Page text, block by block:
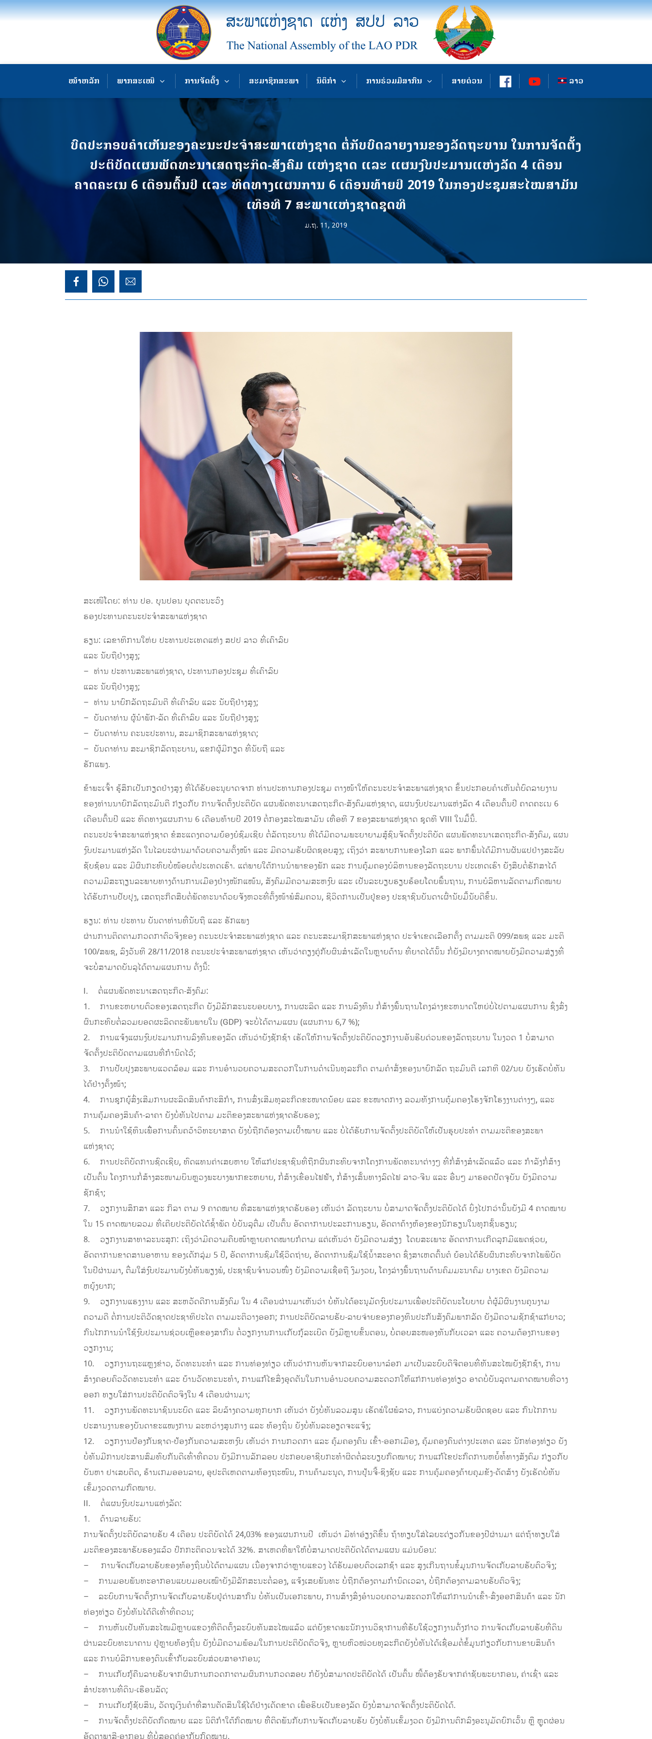
ໜ້າຫລັກ ພາກສະເໜີ ການຈັດຕັ້ງ ສະມາຊິກສະພາ ນິຕິກຳ ການຮ່ວມມືສາກົນ ສາຍດ່ວນ ລາວ
ບົດປະກອບຄຳເຫັັນຂອງຄະນະປະຈຳສະພາແຫ່ງຊາດ ຕໍ່ກັບບົດລາຍງານຂອງລັດຖະບານ ໃນການຈັດຕັ້ງ
ປະຕິບັດແຜນພັດທະນາເສດຖະກິດ-ສັງຄົມ ແຫ່ງຊາດ ແລະ ແຜນງົບປະມານແຫ່ງລັດ 4 ເດືອນ
ຄາດຄະເນ 6 ເດືອນຕົ້້ນປີ ແລະ ທິດທາງແຜນການ 6 ເດືອນທ້າຍປີ 2019 ໃນກອງປະຊຸມສະໄໝສາມັນ
ເທືອທີ 7 ສະພາແຫ່ງຊາດຊຸດທີ
ມ.ຖ. 11, 2019
ສະເໜີໂດຍ: ທ່ານ ປອ. ບຸນປອນ ບຸດຕະນະວົງ
ຮອງປະທານຄະນະປະຈໍາສະພາແຫ່ງຊາດ
ຮຽນ: ເລຂາທິການໃຫ່ຍ ປະທານປະເທດແຫ່ງ ສປປ ລາວ ທີ່ເຄົາລົບ
ແລະ ນັບຖືຢ່າງສູງ;
– ທ່ານ ປະທານສະພາແຫ່ງຊາດ, ປະທານກອງປະຊຸມ ທີ່ເຄົາລົບ
ແລະ ນັບຖືຢ່າງສູງ;
– ທ່ານ ນາຍົກລັດຖະມົນຕີ ທີ່ເຄົາລົບ ແລະ ນັບຖືຢ່າງສູງ;
– ບັນດາທ່ານ ຜູ້ນຳພັກ-ລັດ ທີ່ເຄົາລົບ ແລະ ນັບຖືຢ່າງສູງ;
– ບັນດາທ່ານ ຄະນະປະທານ, ສະມາຊິກສະພາແຫ່ງຊາດ;
– ບັນດາທ່ານ ສະມາຊິກລັດຖະບານ, ແຂກຜູ້ມີກຽດ ທີ່ນັບຖື ແລະ
ຮັກແພງ.
ຂ້າພະເຈົ້າ ຮູ້ສຶກເປັນກຽດຢ່າງສູງ ທີ່ໄດ້ຮັບອະນຸຍາດຈາກ ທ່ານປະທານກອງປະຊຸມ ຕາງໜ້າໃຫ້ຄະນະປະຈໍາສະພາແຫ່ງຊາດ ຂຶ້ນປະກອບຄຳເຫັນຕໍ່ບົດລາຍງານ
ຂອງທ່ານນາຍົກລັດຖະມົນຕີ ກ່ຽວກັບ ການຈັດຕັ້ງປະຕິບັດ ແຜນພັດທະນາເສດຖະກິດ-ສັງຄົມແຫ່ງຊາດ, ແຜນງົບປະມານແຫ່ງລັດ 4 ເດືອນຕົ້ນປີ ຄາດຄະເນ 6
ເດືອນຕົ້ນປີ ແລະ ທິດທາງແຜນການ 6 ເດືອນທ້າຍປີ 2019 ຕໍ່ກອງສະໄໝສາມັນ ເທື່ອທີ 7 ຂອງສະພາແຫ່ງຊາດ ຊຸດທີ VIII ໃນມື້ນີ້.
ຄະນະປະຈຳສະພາແຫ່ງຊາດ ຂໍສະແດງຄວາມຍ້ອງຍໍຊົມເຊີຍ ຕໍ່ລັດຖະບານ ທີ່ໄດ້ມີຄວາມພະຍາຍາມສູ້ຊົນຈັດຕັ້ງປະຕິບັດ ແຜນພັດທະນາເສດຖະກິດ-ສັງຄົມ, ແຜນ
ງົບປະມານແຫ່ງລັດ ໃນໄລຍະຜ່ານມາດ້ວຍຄວາມຕັ້ງໜ້າ ແລະ ມີຄວາມຮັບຜິດຊອບສູງ; ເຖິງວ່າ ສະພາບການຂອງໂລກ ແລະ ພາກພື້ນໄດ້ມີການຜັນແປຢ່າງສະລັບ
ຊັບຊ້ອນ ແລະ ມີຜົນກະທົບບໍ່ໜ້ອຍຕໍ່ປະເທດເຮົາ. ແຕ່ພາຍໃຕ້ການນໍາພາຂອງພັກ ແລະ ການຄຸ້ມຄອງບໍລິຫານຂອງລັດຖະບານ ປະເທດເຮົາ ຍັງສືບຕໍ່ຮັກສາໄດ້
ຄວາມມີສະຖຽນລະພາບທາງດ້ານການເມືອງຢ່າງໜັກແໜ້ນ, ສັງຄົມມີຄວາມສະຫງົບ ແລະ ເປັນລະບຽບຮຽບຮ້ອຍໂດຍພື້ນຖານ, ການບໍລິຫານລັດຕາມກົດໝາຍ
ໄດ້ຮັບການປັບປຸງ, ເສດຖະກິດສືບຕໍ່ພັດທະນາດ້ວຍຈັງຫວະທີ່ຕັ້ງໜ້າພໍສົມຄວນ, ຊີວິດການເປັນຢູ່ຂອງ ປະຊາຊົນບັນດາເຜົ່ານັບມື້ນັບດີຂຶ້ນ.
ຮຽນ: ທ່ານ ປະທານ ບັນດາທ່ານທີ່ນັບຖື ແລະ ຮັກແພງ
ຜ່ານການຕິດຕາມກວດກາຕົວຈິງຂອງ ຄະນະປະຈໍາສະພາແຫ່ງຊາດ ແລະ ຄະນະສະມາຊິກສະພາແຫ່ງຊາດ ປະຈໍາເຂດເລືອກຕັ້ງ ຕາມມະຕິ 099/ສພຊ ແລະ ມະຕິ
100/ສພຊ, ລົງວັນທີ 28/11/2018 ຄະນະປະຈໍາສະພາແຫ່ງຊາດ ເຫັນວ່າຄຽງຄູ່ກັບຜົນສໍາເລັດໃນຫຼາຍດ້ານ ທີ່ຍາດໄດ້ນັ້ນ ກໍ່ຍັງມີບາງຄາດໝາຍຍັງມີຄວາມສ່ຽງທີ່
ຈະບໍ່ສາມາດບັນລຸໄດ້ຕາມແຜນການ ດັ່ງນີ້:
I. ຕໍ່ແຜນພັດທະນາເສດຖະກິດ-ສັງຄົມ:
1. ການຂະຫຍາຍຕົວຂອງເສດຖະກິດ ຍັງມີລັກສະນະບອບບາງ, ການຜະລິດ ແລະ ການລົງທຶນ ກໍ່ສ້າງພື້ນຖານໂຄງລ່າງຂະຫນາດໃຫຍ່ບໍ່ໄປຕາມແຜນການ ຊຶ່ງສົ່ງ
ຜົນກະທົບຕໍ່ລວມຍອດຜະລິດຕະພັນພາຍໃນ (GDP) ຈະບໍ່ໄດ້ຕາມແຜນ (ແຜນການ 6,7 %);
2. ການແຈ້ງແຜນງົບປະມານການລົງທຶນຂອງລັດ ເຫັນວ່າຍັງຊັກຊ້າ ເຮັດໃຫ້ການຈັດຕັ້ງປະຕິບັດວຽກງານອັນຮີບດ່ວນຂອງລັດຖະບານ ໃນງວດ 1 ບໍ່ສາມາດ
ຈັດຕັ້ງປະຕິບັດຕາມແຜນທີ່ກໍານົດໄວ້;
3. ການປັບປຸງສະພາບແວດລ້ອມ ແລະ ການອຳນວຍຄວາມສະດວກໃນການດຳເນີນທຸລະກິດ ຕາມຄຳສັ່ງຂອງນາຍົກລັດ ຖະມົນຕີ ເລກທີ 02/ນຍ ຍັງເຮັດບໍ່ທັນ
ໄດ້ຢ່າງຕັ້ງໜ້າ;
4. ການຊຸກຍູ້ສົ່ງເສີມການຜະລິດສິນຄ້າກະສິກຳ, ການສົ່ງເສີມທຸລະກິດຂະໜາດນ້ອຍ ແລະ ຂະໜາດກາງ ລວມທັງການຄຸ້ມຄອງໂຮງຈັກໂຮງງານຕ່າງໆ, ແລະ
ການຄຸ້ມຄອງສິນຄ້າ-ລາຄາ ຍັງບໍ່ທັນໄປຕາມ ມະຕິຂອງສະພາແຫ່ງຊາດຮັບຮອງ;
5. ການນຳໃຊ້ທຶນເພື່ຶອການຄົ້ນຄວ້າວິທະຍາສາດ ຍັງບໍ່ຖືກຕ້ອງຕາມເປົ້າໝາຍ ແລະ ບໍ່ໄດ້ຮັບການຈັດຕັ້ງປະຕິບັດໃຫ້ເປັນຮູບປະທຳ ຕາມມະຕິຂອງສະພາ
ແຫ່ງຊາດ;
6. ການປະຕິບັດການຊົດເຊີຍ, ທົດແທນຄ່າເສຍຫາຍ ໃຫ້ແກ່ປະຊາຊົນທີ່ຖືກຜົນກະທົບຈາກໂຄງການພັດທະນາຕ່າງໆ ທີ່ກໍ່ສ້າງສໍາເລັດແລ້ວ ແລະ ກໍາລັງກໍ່ສ້າງ
ເປັນຕົ້ນ ໂຄງການກໍ່ສ້າງສະໜາມບິນຫຼວງພະບາງພາກຂະຫຍາຍ, ກໍ່ສ້າງເຂື່ອນໄຟຟ້າ, ກໍ່ສ້າງເສັ້ນທາງລົດໄຟ ລາວ-ຈີນ ແລະ ອື່ນໆ ມາຮອດປັດຈຸບັນ ຍັງມີຄວາມ
ຊັກຊ້າ;
7. ວຽກງານສຶກສາ ແລະ ກິລາ ຕາມ 9 ຄາດໝາຍ ທີ່ສະພາແຫ່ງຊາດຮັບຮອງ ເຫັນວ່າ ລັດຖະບານ ບໍ່ສາມາດຈັດຕັ້ງປະຕິບັດໄດ້ ຍິ່ງໄປກວ່ານັ້ນຍັງມີ 4 ຄາດໝາຍ
ໃນ 15 ຄາດໝາຍລວມ ທີ່ເຄີຍປະຕິບັດໄດ້ຊໍ້າພັດ ບໍ່ບັນລຸຕື່ມ ເປັນຕົ້ນ ອັດຕາການປະລະການຮຽນ, ອັດຕາຄ້າງຫ້ອງຂອງນັກຮຽນໃນທຸກຊັ້ນຮຽນ;
8. ວຽກງານສາທາລະນະສຸກ: ເຖິງວ່າມີຄວາມຄືບໜ້າຫຼາຍຄາດໝາຍກໍຕາມ ແຕ່ເຫັນວ່າ ຍັງມີຄວາມສ່ຽງ ໂດຍສະເພາະ ອັດຕາການເກີດລຸກມີແພດຊ່ວຍ,
ອັດຕາການຂາດສານອາຫານ ຂອງເດັກລຸ່ມ 5 ປີ, ອັດຕາການຊົມໃຊ້ວິດຖ່າຍ, ອັດຕາການຊົມໃຊ້ນ້ຳສະອາດ ຊຶ່ງສາເຫດຕົ້ນຕໍ ຍ້ອນໄດ້ຮັບຜົນກະທົບຈາກໄພພິບັດ
ໃນປີຜ່ານມາ, ຕື່ມໃສ່ງົບປະມານຍັງບໍ່ທັນພຽງພໍ, ປະຊາຊົນຈຳນວນໜຶ່ງ ຍັງມີຄວາມເຊື່ອຖື ງົມງວຍ, ໂຄງລ່າງພື້ນຖານດ້ານຄົມມະນາຄົມ ບາງເຂດ ຍັງມີຄວາມ
ຫຍຸ້ງຍາກ;
9. ວຽກງານແຮງງານ ແລະ ສະຫວັດດີການສັງຄົມ ໃນ 4 ເດືອນຜ່ານມາເຫັນວ່າ ບໍ່ທັນໄດ້ອະນຸມັດງົບປະມານເພື່ອປະຕິບັດນະໂຍບາຍ ຕໍ່ຜູ້ມີຜົນງານຄຸນງາມ
ຄວາມດີ ຕໍ່ການປະຕິວັດຊາດປະຊາທິປະໄຕ ຕາມມະຕິວາງອອກ; ການປະຕິບັດລາຍຮັບ-ລາຍຈ່າຍຂອງກອງທຶນປະກັນສັງຄົມພາກລັດ ຍັງມີຄວາມຊັກຊ້າແກ່ຍາວ;
ກົນໄກການນໍາໃຊ້ງົບປະມານຊ່ວຍເຫຼືອຂອງສາກົນ ຕໍ່ວຽກງານການເກັບກູ້ລະເບີດ ຍັງມີຫຼາຍຂັ້ນຕອນ, ບໍ່ຕອບສະໜອງທັນກັບເວລາ ແລະ ຄວາມຕ້ອງການຂອງ
ວຽກງານ;
10. ວຽກງານຖະແຫຼງຂ່າວ, ວັດທະນະທຳ ແລະ ການທ່ອງທ່ຽວ ເຫັນວ່າການຫັນຈາກລະບົບອານາລ໋ອກ ມາເປັນລະບົບດີຈີຕອນທີ່ທັນສະໄໝຍັງຊັກຊ້າ, ການ
ສ້າງຄອບຄົວວັດທະນະທຳ ແລະ ບ້ານວັດທະນະທຳ, ການແກ້ໄຂສິ່ງອຸດຕັນໃນການອໍານວຍຄວາມສະດວກໃຫ້ແກ່ການທ່ອງທ່ຽວ ອາດບໍ່ບັນລຸຕາມຄາດໝາຍທີ່ວາງ
ອອກ ທຽບໃສ່ການປະຕິບັດຕົວຈິງໃນ 4 ເດືອນຜ່ານມາ;
11. ວຽກງານພັດທະນາຊົນນະບົດ ແລະ ລຶບລ້າງຄວາມທຸກຍາກ ເຫັນວ່າ ຍັງບໍ່ທັນລວມສູນ ເຮັດພໍໃຜພໍລາວ, ການແບ່ງຄວາມຮັບຜິດຊອບ ແລະ ກົນໄກການ
ປະສານງານຂອງບັນດາຂະແໜງການ ລະຫວ່າງສູນກາງ ແລະ ທ້ອງຖິ່ນ ຍັງບໍ່ທັນລະອຽດຈະແຈ້ງ;
12. ວຽກງານປ້ອງກັນຊາດ-ປ້ອງກັນຄວາມສະຫງົບ ເຫັນວ່າ ການກວດກາ ແລະ ຄຸ້ມຄອງຄົນ ເຂົ້າ-ອອກເມືອງ, ຄຸ້ມຄອງຄົນຕ່າງປະເທດ ແລະ ນັກທ່ອງທ່ຽວ ຍັງ
ບໍ່ທັນມີການປະສານສົມທົບກັນດີເທົ່າທີ່ຄວນ ຍັງມີການລັກລອບ ປະກອບອາຊີບກະທໍາຜິດຕໍ່ລະບຽບກົດໝາຍ; ການແກ້ໄຂປະກົດການຫຍໍ້ທໍ້ທາງສັງຄົມ ກ່ຽວກັບ
ບັນຫາ ຢາເສບຕິດ, ຮ້ານເກມອອນລາຍ, ອຸປະຕິເຫດຕາມທ້ອງຖະໜົນ, ການຄ້າມະນຸດ, ການປຸ້ນຈີ້-ຊິງຊັບ ແລະ ການຄຸ້ມຄອງຄ້າຍຄຸມຂັງ-ດັດສ້າງ ຍັງເຮັດບໍ່ທັນ
ເຂັ້ມງວດຕາມກົດໝາຍ.
II. ຕໍ່ແຜນງົບປະມານແຫ່ງລັດ:
1. ດ້ານລາຍຮັບ:
ການຈັດຕັ້ງປະຕິບັດລາຍຮັບ 4 ເດືອນ ປະຕິບັດໄດ້ 24,03% ຂອງແຜນການປີ ເຫັນວ່າ ມີທ່າອ່ຽງດີຂື້ນ ຖ້າທຽບໃສ່ໄລຍະດ່ຽວກັນຂອງປີຜ່ານມາ ແຕ່ຖ້າທຽບໃສ່
ມະຕິຂອງສະພາຮັບຮອງແລ້ວ ປົກກະຕິຄວນຈະໄດ້ 32%. ສາເຫດທີ່ພາໃຫ້ບໍ່ສາມາດປະຕິບັດໄດ້ຕາມແຜນ ແມ່ນຍ້ອນ:
– ການຈັດເກັບລາຍຮັບຂອງທ້ອງຖິ່ນບໍ່ໄດ້ຕາມແຜນ ເນື່ອງຈາກວ່າຫຼາຍແຂວງ ໄດ້ຮັບມອບຕົວເລກຊ້າ ແລະ ສູງເກີນຖານຂໍ້ມູນການຈັດເກັບລາຍຮັບຕົວຈິງ;
– ການມອບພັນທະອາກອນແບບມອບເໝົາຍັງມີລັກສະນະຕໍ່ລອງ, ແຈ້ງເສຍພັນທະ ບໍ່ຖືກຕ້ອງຕາມກຳນົດເວລາ, ບໍ່ຖືກຕ້ອງຕາມລາຍຮັບຕົວຈິງ;
– ລະບົບການຈັດຕັ້ງການຈັດເກັບລາຍຮັບຢູ່ດ່ານສາກົນ ບໍ່ທັນເປັນເອກະພາບ, ການສ້າງສິ່ງອຳນວຍຄວາມສະດວກໃຫ້ແກ່ການນຳເຂົ້າ-ສົ່ງອອກສິນຄ້າ ແລະ ນັກ
ທ່ອງທ່ຽວ ຍັງບໍ່ທັນໄດ້ດີເທົ່າທີ່ຄວນ;
– ການຫັນເປັນທັນສະໄໝມີຫຼາຍແຂວງທີ່ຕິດຕັ້ງລະບົບທັນສະໄໝແລ້ວ ແຕ່ຍັງຂາດພະນັກງານວິຊາການທີ່ຮັບໃຊ້ວຽກງານດັ່ງກ່າວ ການຈັດເກັບລາຍຮັບທີ່ດິນ
ຜ່ານລະບົບທະນາຄານ ຢູ່ຫຼາຍທ້ອງຖິ່ນ ຍັງບໍ່ມີຄວາມພ້ອມໃນການປະຕິບັດຕົວຈິງ, ຫຼາຍຫົວໜ່ວຍທຸລະກິດຍັງບໍ່ທັນໄດ້ເຊື່ອມຕໍ່ຂໍ້ມູນກ່ຽວກັບການຂາຍສິນຄ້າ
ແລະ ການບໍລິການຂອງຕົນເຂົ້າກັບລະບົບສ່ວຍສາອາກອນ;
– ການເກັບກູ້ຄືນລາຍຮັບຈາກຜົນການກວດກາຕາມຜົນການກວດສອບ ກໍຍັງບໍ່ສາມາດປະຕິບັດໄດ້ ເປັນຕົ້ນ ໜີ້ຕ້ອງຮັບຈາກຄ່າຊັບພະຍາກອນ, ຄ່າເຊົ່າ ແລະ
ສຳປະທານທີ່ດິນ-ເຮືອນລັດ;
– ການເກັບກູ້ຊັບສິນ, ວັດຖຸເງິນຄຳທີ່ສານຕັດສິນໃຊ້ໄດ້ຢ່າງເດັດຂາດ ເພື່ອຮິບເປັນຂອງລັດ ຍັງບໍ່ສາມາດຈັດຕັ້ງປະຕິບັດໄດ້.
– ການຈັດຕັ້ງປະຕິບັດກົດໝາຍ ແລະ ນິຕິກຳໃຕ້ກົດໝາຍ ທີ່ິຕິດພັນກັບການຈັດເກັບລາຍຮັບ ຍັງບໍ່ທັນເຂັ້ມງວດ ຍັງມີການຕົກລົງອະນຸມັດຍົກເວັ້ນ ຫຼື ຫຼຸດຜ່ອນ